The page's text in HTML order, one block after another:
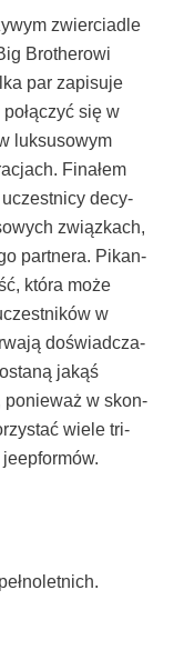
zwier­cia­dle
Bro­the­ro­wi
par zapi­su­je
się w
luk­su­so­wym
Fina­łem
uczest­ni­cy decy­
związ­kach,
part­ne­ra. Pikan­
któ­ra może
w
doświad­cza­
jakąś
ponie­waż w skon­
wie­le tri­